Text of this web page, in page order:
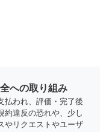
への取り組み
払われ、評価・完了後
約違反の恐れや、少し
やリクエストやユーザ